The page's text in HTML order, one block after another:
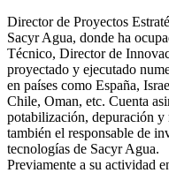
Director de Proyectos
Sacyr Agua, donde ha
Técnico, Director de
proyectado y ejecutado
en países como España,
Chile, Oman, etc. Cuenta
potabilización, depuración
también el responsable de
tecnologías de Sacyr Agua.
Previamente a su actividad